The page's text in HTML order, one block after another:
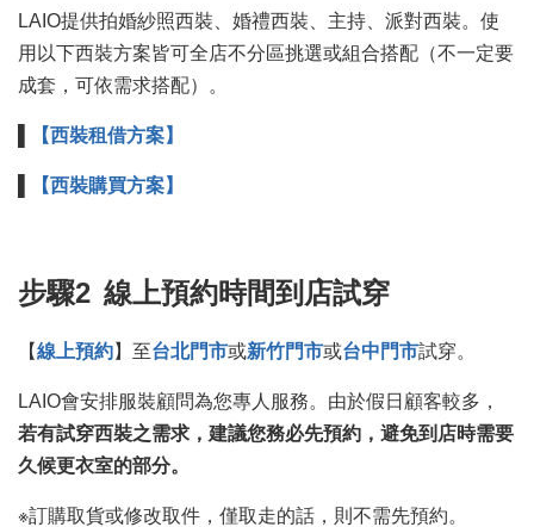
LAIO提供拍婚紗照西裝、婚禮西裝、主持、派對西裝。使
用以下西裝方案皆可全店不分區挑選或組合搭配（不一定要
成套，可依需求搭配）。
【西裝租借方案】
【西裝購買方案】
步驟2 線上預約時間到店試穿
【線上預約】至台北門市或新竹門市或台中門市試穿。
LAIO會安排服裝顧問為您專人服務。由於假日顧客較多，
若有試穿西裝之需求，建議您務必先預約，避免到店時需要
久候更衣室的部分。
※訂購取貨或修改取件，僅取走的話，則不需先預約。